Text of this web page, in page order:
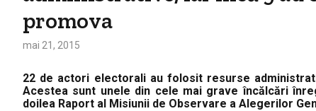
promova
mai 21, 2015
22 de actori electorali au folosit resurse
Acestea sunt unele din cele mai grave încălcări
doilea Raport al Misiunii de Observare a Alegerilor